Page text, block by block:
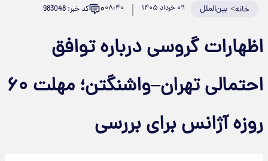
خانه> بین‌الملل ۰۹ خرداد ۱۴۰۵ ۰۸:۴۰۰ کد خبر: 983048
اظهارات گروسی درباره توافق
احتمالی تهران–واشنگتن؛ مهلت ۶۰
روزه آژانس برای بررسی